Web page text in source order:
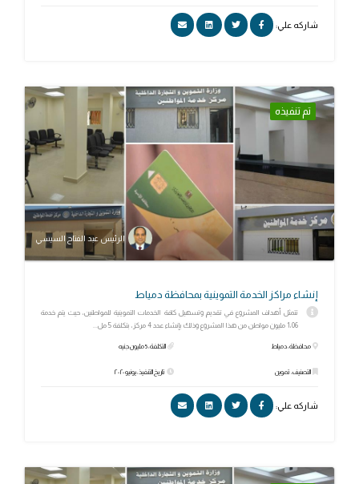
شاركه علي:
تم تنفيذه
الرئيس عبد الفتاح السيسي
إنشاء مراكز الخدمة التموينية بمحافظة دمياط
تتمثل أهداف المشروع في تقديم وتسهيل كافة الخدمات التموينية للمواطنين، حيث يتم خدمة
1،06 مليون مواطن من هذا المشروع وذلك بإنشاء عدد 4 مركز، بتكلفة 5 مل...
محافظة: دمياط
التصنيف: تموين
التكلفة: 5 مليون جنيه
تاريخ التنفيذ: يونيو ٢٠٢٠
شاركه علي: